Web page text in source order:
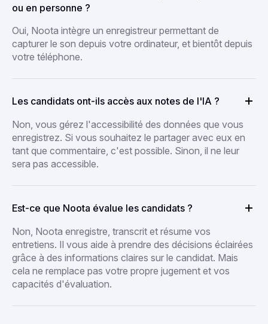
ou en personne ?
Oui, Noota intègre un enregistreur permettant de
capturer le son depuis votre ordinateur, et bientôt depuis
votre téléphone.
Les candidats ont-ils accès aux notes de l'IA ?
Non, vous gérez l'accessibilité des données que vous
enregistrez. Si vous souhaitez le partager avec eux en
tant que commentaire, c'est possible. Sinon, il ne leur
sera pas accessible.
Est-ce que Noota évalue les candidats ?
Non, Noota enregistre, transcrit et résume vos
entretiens. Il vous aide à prendre des décisions éclairées
grâce à des informations claires sur le candidat. Mais
cela ne remplace pas votre propre jugement et vos
capacités d'évaluation.